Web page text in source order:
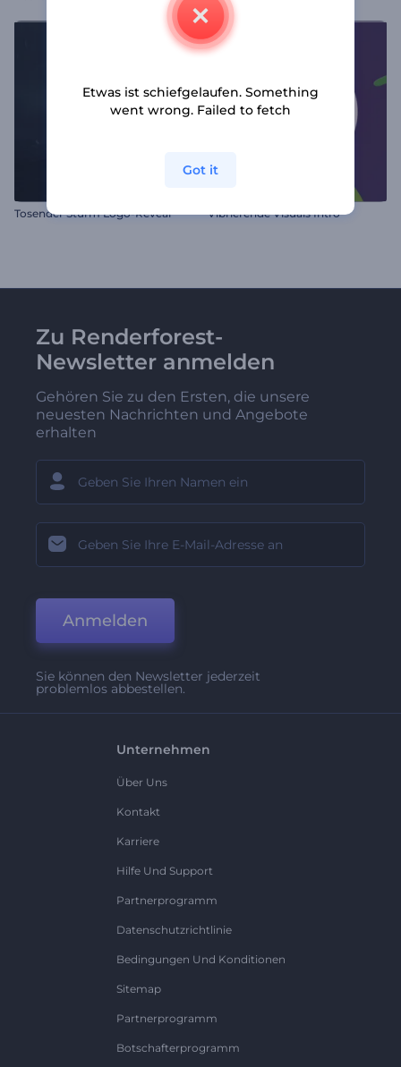
Tosender Sturm Logo-Reveal Vibrierende Visuals Intro
Zu Renderforest-
Newsletter anmelden
Gehören Sie zu den Ersten, die unsere
neuesten Nachrichten und Angebote
erhalten
Anmelden
Sie können den Newsletter jederzeit
problemlos abbestellen.
Unternehmen
Über Uns
Kontakt
Karriere
Hilfe Und Support
Partnerprogramm
Datenschutzrichtlinie
Bedingungen Und Konditionen
Sitemap
Partnerprogramm
Botschafterprogramm
Etwas ist schiefgelaufen. Something
went wrong. Failed to fetch
Got it